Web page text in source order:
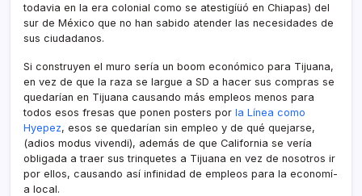
todavia en la era colonial como se atestigíüó en Chiapas) del
sur de México que no han sabido atender las necesidades de
sus ciudadanos.
Si construyen el muro serí­a un boom económico para Tijuana,
en vez de que la raza se largue a SD a hacer sus compras se
quedarí­an en Tijuana causando más empleos menos para
todos esos fresas que ponen posters por la Lí­nea como
Hyepez, esos se quedarí­an sin empleo y de qué quejarse,
(adios modus vivendi), además de que California se verí­a
obligada a traer sus trinquetes a Tijuana en vez de nosotros ir
por ellos, causando así­ infinidad de empleos para la economí­
a local.